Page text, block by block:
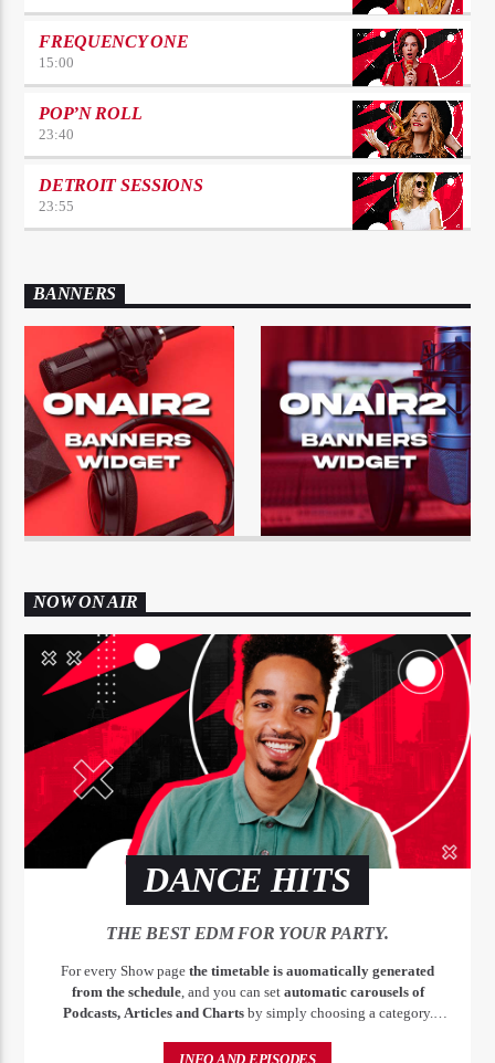
FREQUENCY ONE
15:00
POP’N ROLL
23:40
DETROIT SESSIONS
23:55
BANNERS
NOW ON AIR
DANCE HITS
THE BEST EDM FOR YOUR PARTY.
For every Show page the timetable is auomatically generated
from the schedule, and you can set automatic carousels of
Podcasts, Articles and Chartsby simply choosing a category.
pellentesque varius mauris. Sed eu congue nulla, et tincidunt justo.
INFO AND EPISODES